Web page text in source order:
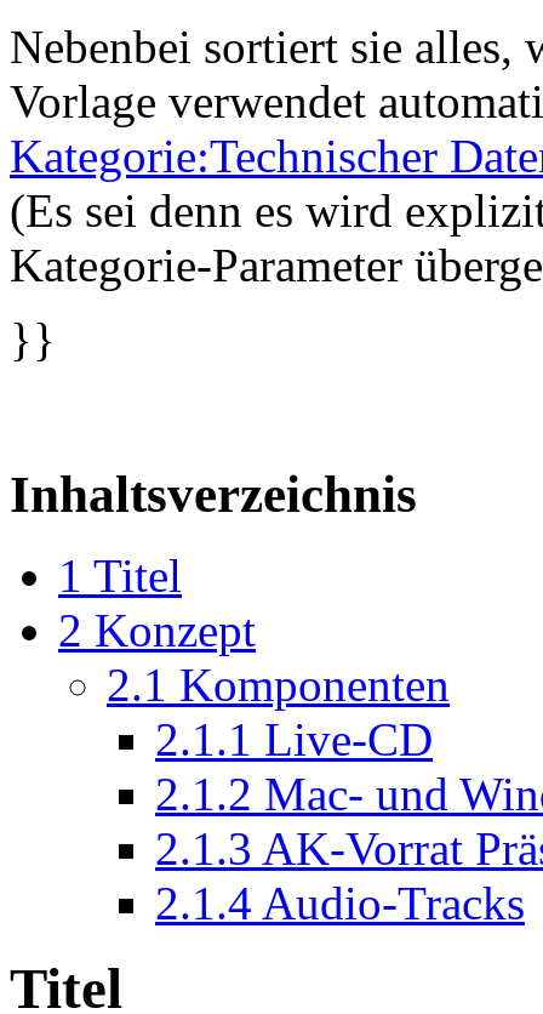
Nebenbei sortiert sie alles,
Vorlage verwendet
Kategorie:Technischer
(Es sei denn es wird
Kategorie-Parameter
}}
Inhaltsverzeichnis
1 Titel
2 Konzept
2.1 Komponenten
2.1.1 Live-CD
2.1.2 Mac- und
2.1.3 AK-Vorrat
2.1.4 Audio-Tracks
Titel